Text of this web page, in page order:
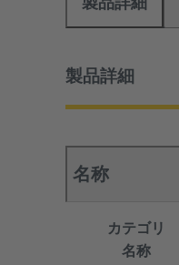
製品詳細
名称
カテゴリ
名称